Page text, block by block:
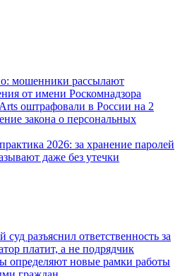
мошенники рассылают
от имени Роскомнадзора
оштрафовали в России на 2
закона о персональных
2026: за хранение паролей
даже без утечки
суд разъяснил ответственность за
платит, а не подрядчик
новые рамки работы